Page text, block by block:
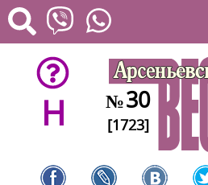
H №30
[1723]